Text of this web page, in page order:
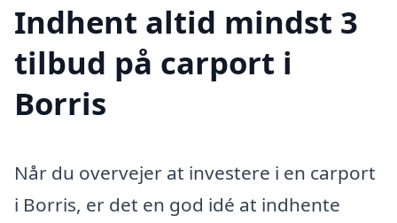
Indhent altid mindst 3
tilbud på carport i
Borris
Når du overvejer at investere i en carport
i Borris, er det en god idé at indhente